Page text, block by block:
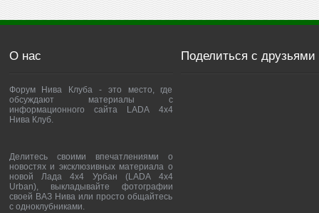
О нас
Форум Нива Клуба - это место, где
обсуждают материалы с
информационного сайта LADA 4x4
Нива Клуб.
Делитесь своими впечатлениями о
новостях и эксклюзивных материала о
новой Лада 4х4 Урбан (LADA 4x4
Urban), выкладывайте фотографии
своей ВАЗ Нива или просто общайтесь
с одноклубниками.
Поделиться с друзьями